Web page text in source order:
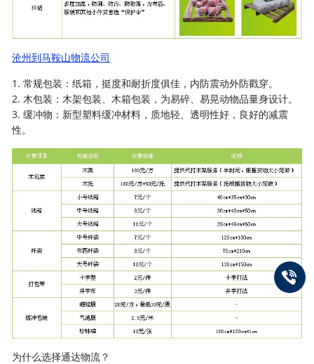
沧州到马鞍山物流公司
1. 常规包装：纸箱，挺度和耐折度俱佳，内防震动外防戳穿。
2. 木包装：木架包装、木箱包装，为易碎、易晃动物品量身设计。
3. 缓冲物：新型塑料缓冲材料，质地轻、透明性好，良好的减震
性。
为什么选择通达物流？